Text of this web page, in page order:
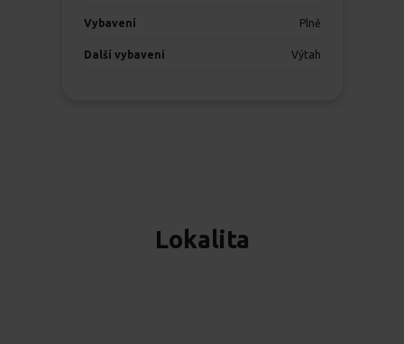
Vybavení Plně
Další vybavení Výtah
Lokalita